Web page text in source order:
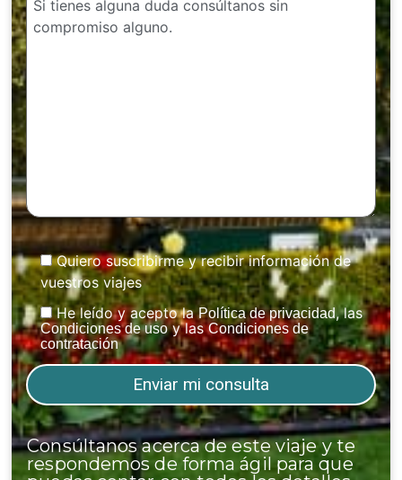
Quiero suscribirme y recibir información de
vuestros viajes
He leído y acepto laPolítica de privacidad , las
Condiciones de uso y lasCondiciones de
contratación
Consúltanos acerca de este viaje y te
respondemos de forma ágil para que